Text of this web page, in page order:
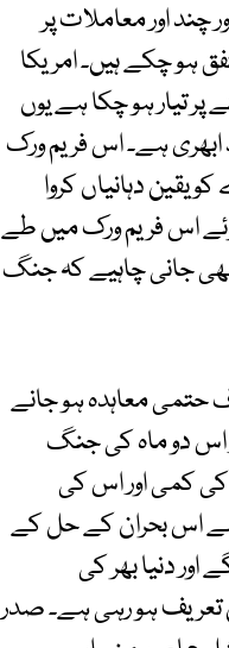
چند اور معاملات پر
ہو چکے ہیں۔ امریکا
پر تیار ہو چکا ہے یوں
ابھری ہے۔ اس فریم ورک
دہانیاں کروا
اس فریم ورک میں طے
جانی چاہیے کہ جنگ
حتمی معاہدہ ہو جانے
اس دو ماہ کی جنگ
کمی اور اس کی
اس بحران کے حل کے
دنیا بھر کی
تعریف ہو رہی ہے۔ صدر